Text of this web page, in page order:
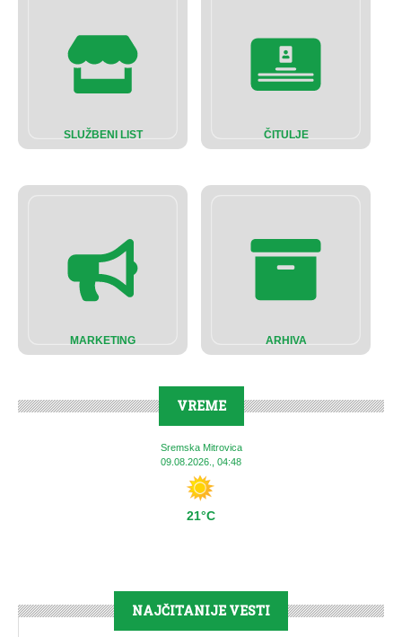
SLUŽBENI LIST ČITULJE
MARKETING ARHIVA
VREME
Sremska Mitrovica
09.08.2026., 04:48
21°C
NAJČITANIJE VESTI